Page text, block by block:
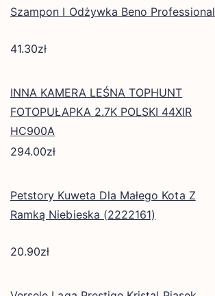
Szampon I Odżywka Beno Professional
41.30zł
INNA KAMERA LEŚNA TOPHUNT
FOTOPUŁAPKA 2.7K POLSKI 44XIR
HC900A
294.00zł
Petstory Kuweta Dla Małego Kota Z
Ramką Niebieska (2222161)
20.90zł